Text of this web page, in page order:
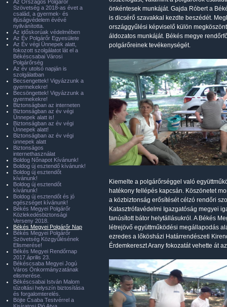
önkéntesek munkáját. Gajda Róbert a
is dicsérő szavakkal kezdte beszédét.
országgyűlési képviselő külön
áldozatos munkáját. Békés megye
polgárőreinek tevékenységét.
Kiemelte a polgárőrséggel való
hatékony fellépés kapcsán. Köszönetet
a közbiztonság erősítését célzó rendőri
Katasztrófavédelmi Igazgatóság megyei
tanúsított bátor helytállásukról. A Békés
létrejövő együttműködési megállapodás
ezredes a lőkösházi Határrendészeti
Érdemkereszt Arany fokozatát vehette át
Az Országos Polgárőr
Szövetség a 2018-as évet a
család, a gyermek- és
ifjúságvédelem évévé
nyilvánította.
Az időskorúak védelmében
Az Év Polgárőr Egyesülete
Az Év végi Ünnepek alatt,
fokozott szolgálatot lát el a
Békéscsabai Városi
Polgárőrség
Az év utolsó napján is
szolgálatban
Becsengettek! Vigyázzunk a
gyermekekre!
Becsöngettek! Vigyázzunk a
gyermekekre!
Biztonságban az interneten
Biztonságban az év végi
Ünnepek alatt is!
Biztonságban az év végi
Ünnepek alatt!
Biztonságban az év végi
ünnepek alatt
Biztonságos
internethasználat
Boldog Nőnapot Kívánunk!
Boldog új esztendő kívánunk!
Boldog új esztendőt
kívánunk!
Boldog új esztendőt
kívánunk!
Boldog új esztendőt és jó
egészséget kívánunk!
Békés Megyei Polgárőr
Közlekedésbiztonsági
Verseny 2018.
Békés Megyei Polgárőr Nap
Békés Megyei Polgárőr
Szövetség Közgyűlésének
Elismerése!
Békés Megyei Rendőrnap
2017.április 23.
Békéscsaba Megyei Jogú
Város Önkormányzatának
elismerése.
Békéscsabai István Malom
tűzoltási helyszín biztosítása
és forgalomterelés.
Böjte Csaba Testvérrel a